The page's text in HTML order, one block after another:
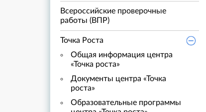
Всероссийские проверочные
работы (ВПР)
Точка Роста
Общая информация центра
«Точка роста»
Документы центра «Точка
роста»
Образовательные программы